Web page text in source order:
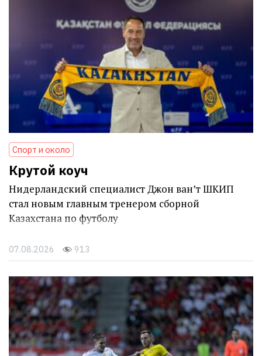
Спорт и около
Крутой коуч
Нидерландский специалист Джон ван’т ШКИП
стал новым главным тренером сборной
Казахстана по футболу
07.08.2026 913